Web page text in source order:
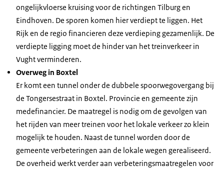
ongelijkvloerse kruising voor de richtingen Tilburg en
Eindhoven. De sporen komen hier verdiept te liggen. Het
Rijk en de regio financieren deze verdieping gezamenlijk. De
verdiepte ligging moet de hinder van het treinverkeer in
Vught verminderen.
Overweg in Boxtel
Er komt een tunnel onder de dubbele spoorwegovergang bij
de Tongersestraat in Boxtel. Provincie en gemeente zijn
medefinancier. De maatregel is nodig om de gevolgen van
het rijden van meer treinen voor het lokale verkeer zo klein
mogelijk te houden. Naast de tunnel worden door de
gemeente verbeteringen aan de lokale wegen gerealiseerd.
De overheid werkt verder aan verbeteringsmaatregelen voor